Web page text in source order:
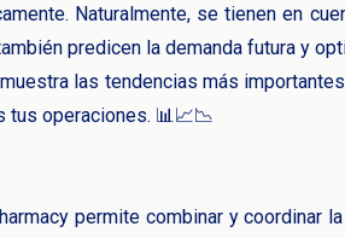
Naturalmente, se tienen en
predicen la demanda futura y
las tendencias más
tus operaciones. 📊📈📉
permite combinar y coordinar